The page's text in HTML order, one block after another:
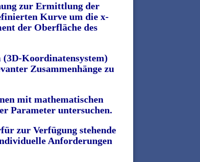
zur Ermittlung der
Kurve um die x-
der Oberfläche des
(3D-Koordinatensystem)
Zusammenhänge zu
mit mathematischen
Parameter untersuchen.
zur Verfügung stehende
Anforderungen